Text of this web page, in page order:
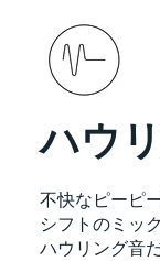
ハウ
不快なピーピ
シフトのミッ
ハウリング音